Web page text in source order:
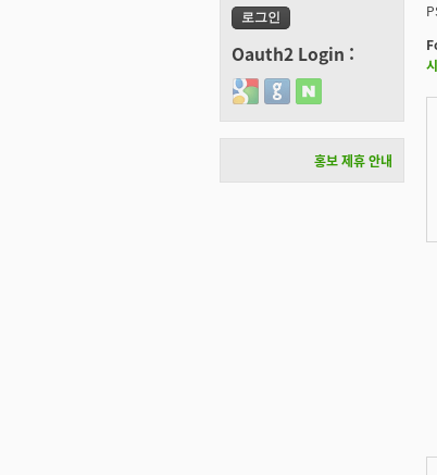
Oauth2 Login :
Login with Google
Login with GitHub
Login with Naver
홍보 제휴 안내